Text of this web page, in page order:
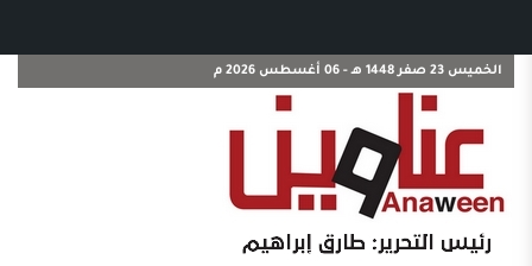
الخميس 23 صفر 1448 هـ - 06 أغسطس 2026 م